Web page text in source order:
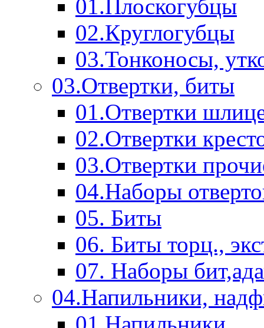
01.Плоскогубцы
02.Круглогубцы
03.Тонконосы,
03.Отвертки, биты
01.Отвертки
02.Отвертки
03.Отвертки
04.Наборы
05. Биты
06. Биты торц.,
07. Наборы
04.Напильники,